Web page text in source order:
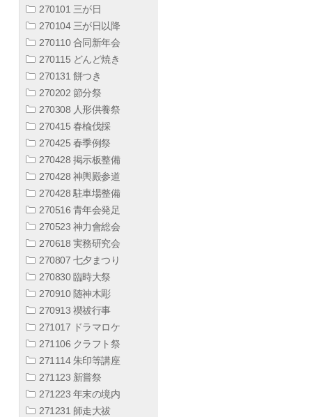
270101 三が日
270104 三が日以降
270110 合同新年会
270115 どんど焼き
270131 餅つき
270202 節分祭
270308 人形供養祭
270415 春楡伐採
270425 春季例祭
270428 掲示板整備
270428 神輿殿参道
270428 駐車場整備
270516 青年会発足
270523 神力會総会
270618 実務研究会
270807 七夕まつり
270830 臨時大祭
270910 随神木彫
270913 禊祓行事
271017 ドラマロケ
271106 クラフト祭
271114 朱印等講座
271123 新嘗祭
271223 年末の境内
271231 師走大祓